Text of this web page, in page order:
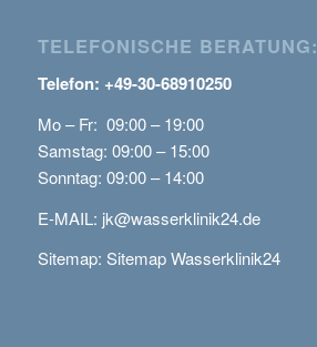
TELEFONISCHE BERATUNG:
Telefon: +49-30-68910250
Mo – Fr: 09:00 – 19:00
Samstag: 09:00 – 15:00
Sonntag: 09:00 – 14:00
E-MAIL: jk@wasserklinik24.de
Sitemap: Sitemap Wasserklinik24